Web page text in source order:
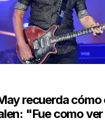
recuerda
"Fue como ver